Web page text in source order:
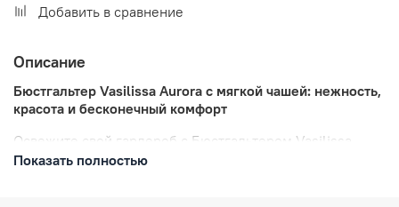
Добавить в сравнение
Описание
Бюстгальтер Vasilissa Aurora с мягкой чашей: нежность,
красота и бесконечный комфорт
Освежите свой гардероб с Бюстгальтером Vasilissa
Aurora с мягкой чашей – идеальным сочетанием
Показать полностью